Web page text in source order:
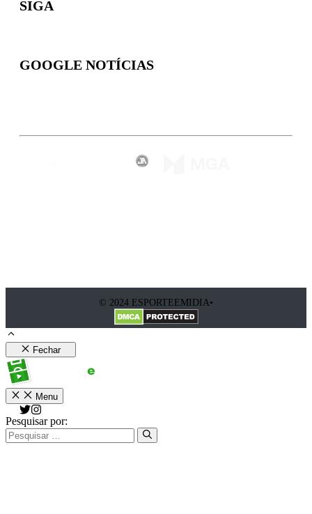
SIGA
GOOGLE NOTÍCIAS
© 2024 ESPORTEEMIDIA•
Fechar
Menu
Pesquisar por: